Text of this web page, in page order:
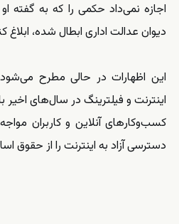
اجازه نمی‌داد حکمی را که به گفته
دیوان عدالت اداری ابطال شده، ابلاغ
این اظهارات در حالی مطرح
اینترنت و فیلترینگ در سال‌های اخیر
کسب‌وکارهای آنلاین و کاربران
دسترسی آزاد به اینترنت را از حقوق